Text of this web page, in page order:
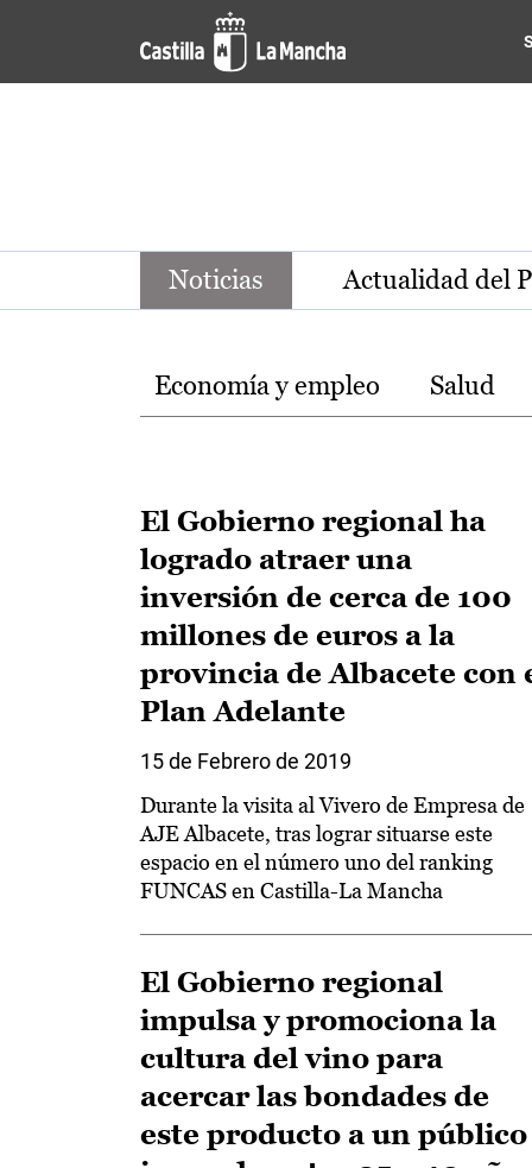
Pasar al contenido principal
Noticias de la región de
Noticias Actualidad del
Temas
Economía y empleo Salud
El Gobierno regional ha
logrado atraer una
inversión de cerca de 100
millones de euros a la
provincia de Albacete con
Plan Adelante
15 de Febrero de 2019
Durante la visita al Vivero de Empresa de
AJE Albacete, tras lograr situarse este
espacio en el número uno del ranking
FUNCAS en Castilla-La Mancha
El Gobierno regional
impulsa y promociona la
cultura del vino para
acercar las bondades de
este producto a un público